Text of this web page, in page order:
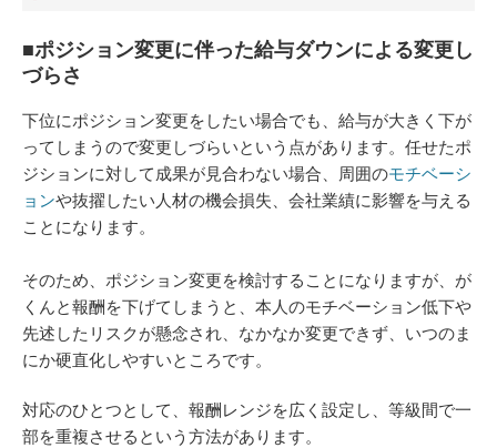
■ポジション変更に伴った給与ダウンによる変更し
づらさ
下位にポジション変更をしたい場合でも、給与が大きく下が
ってしまうので変更しづらいという点があります。任せたポ
ジションに対して成果が見合わない場合、周囲のモチベーシ
ョンや抜擢したい人材の機会損失、会社業績に影響を与える
ことになります。
そのため、ポジション変更を検討することになりますが、が
くんと報酬を下げてしまうと、本人のモチベーション低下や
先述したリスクが懸念され、なかなか変更できず、いつのま
にか硬直化しやすいところです。
対応のひとつとして、報酬レンジを広く設定し、等級間で一
部を重複させるという方法があります。